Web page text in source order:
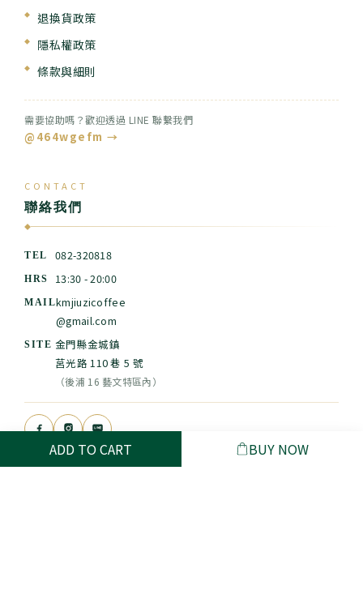
ADD TO CART BUY NOW
退換貨政策
隱私權政策
條款與細則
需要協助嗎？歡迎透過 LINE 聯繫我們
@464wgefm →
CONTACT
聯絡我們
◆
TEL 082-320818
HRS 13:30 - 20:00
MAILkmjiuzicoffee
@gmail.com
SITE 金門縣金城鎮
莒光路 110 巷 5 號
（後浦 16 藝文特區內）